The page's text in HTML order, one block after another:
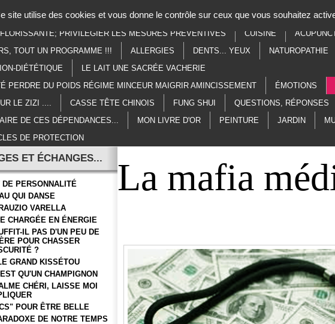
PARANORMAL ESOTÉRISME LITHOTHÉRAPIE
AU SECOURS, À
PRIVILÉGIER LES MESURES PRÉVENTIVES
CUISINE
TOUT UN PROGRAMME !!!
ALLERGIES DENTS... YEUX NATUROPATHIE
DIÉTÉTIQUE
LE LAIT UNE SACRÉE VACHERIE
PERDRE DU POIDS RÉGIME MINCEUR MAIGRIR AMINCISSEMENT
ÉMOTIONS
LE ZIZI ....
CASSE TÊTE CHINOIS FUNG SHUI
QUESTIONS, RÉPONSES
DE CES DÉPENDANCES...
MON LIVRE D'OR PEINTURE JARDIN
DE PROTECTION
ET ÉCHANGES...
DE PERSONNALITÉ
QUI DANSE
VARELLA
CHARGÉE EN ÉNERGIE
IL PAS D'UN PEU DE
POUR CHASSER
?
GRAND KISSÉTOU
QU'UN CHAMPIGNON
CHÉRI, LAISSE MOI
POUR ÊTRE BELLE
DE NOTRE TEMPS
La mafia
site utilise des cookies et vous donne le contrôle sur ceux que vous souhaitez